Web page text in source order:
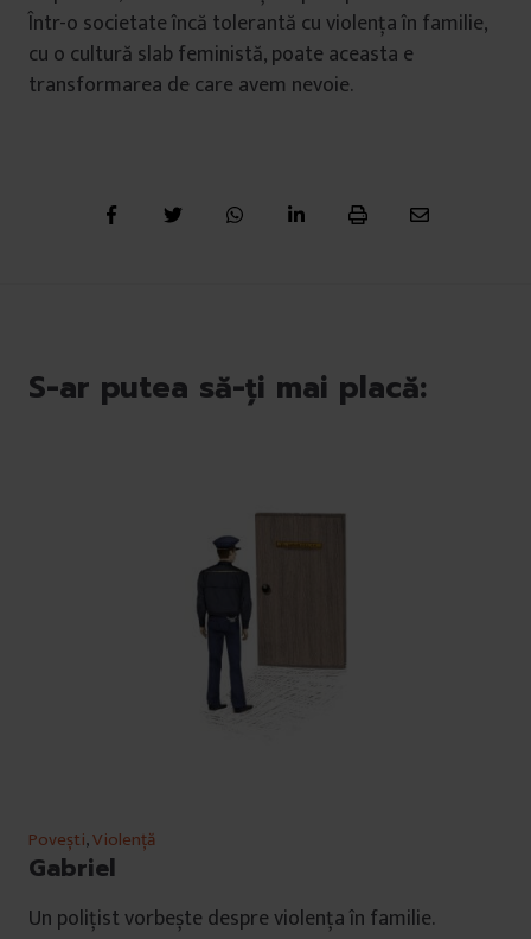
Într-o societate încă tolerantă cu violența în familie,
cu o cultură slab feministă, poate aceasta e
transformarea de care avem nevoie.
S-ar putea să-ți mai placă:
Povești,Violență
Gabriel
Un polițist vorbește despre violența în familie.